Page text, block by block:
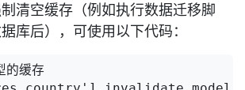
清空缓存（例如执行数据迁移脚
库后），可使用以下代码：
的缓存